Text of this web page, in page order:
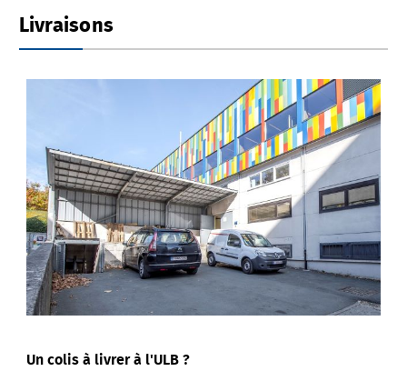
Livraisons
Un colis à livrer à l'ULB ?